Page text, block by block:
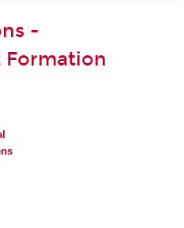
-
Formation